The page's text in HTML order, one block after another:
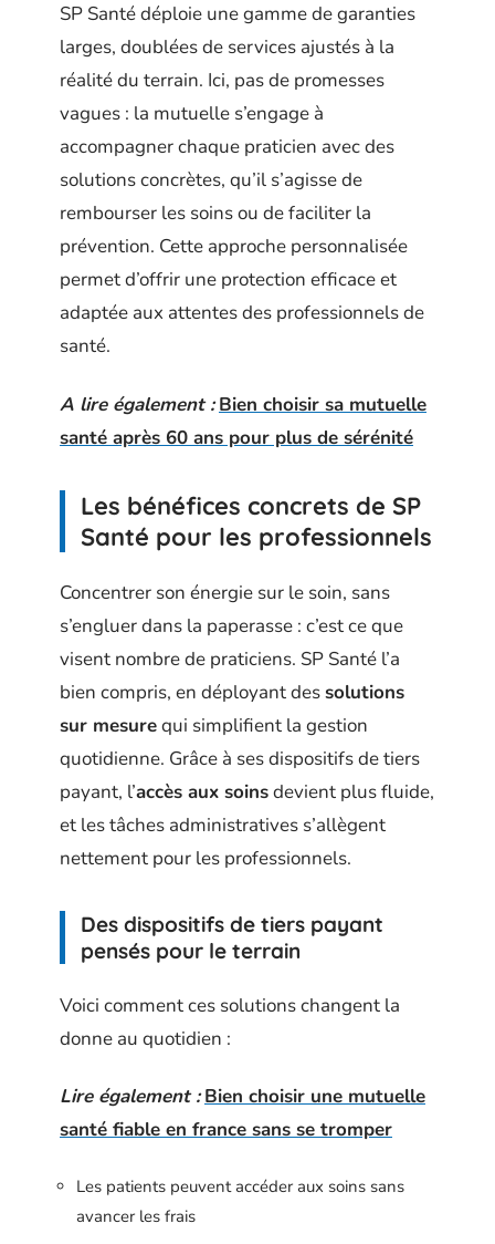
SP Santé déploie une gamme de garanties
larges, doublées de services ajustés à la
réalité du terrain. Ici, pas de promesses
vagues : la mutuelle s’engage à
accompagner chaque praticien avec des
solutions concrètes, qu’il s’agisse de
rembourser les soins ou de faciliter la
prévention. Cette approche personnalisée
permet d’offrir une protection efficace et
adaptée aux attentes des professionnels de
santé.
A lire également : Bien choisir sa mutuelle
santé après 60 ans pour plus de sérénité
Les bénéfices concrets de SP
Santé pour les professionnels
Concentrer son énergie sur le soin, sans
s’engluer dans la paperasse : c’est ce que
visent nombre de praticiens. SP Santé l’a
bien compris, en déployant dessolutions
sur mesurequi simplifient la gestion
quotidienne. Grâce à ses dispositifs de tiers
payant, l’accès aux soinsdevient plus fluide,
et les tâches administratives s’allègent
nettement pour les professionnels.
Des dispositifs de tiers payant
pensés pour le terrain
Voici comment ces solutions changent la
donne au quotidien :
Lire également : Bien choisir une mutuelle
santé fiable en france sans se tromper
Les patients peuvent accéder aux soins sans
avancer les frais